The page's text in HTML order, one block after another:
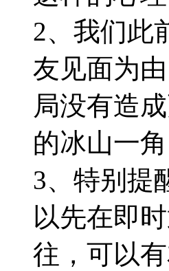
2、我们此
友见面为
局没有造
的冰山一角
3、特别提
以先在即
往，可以